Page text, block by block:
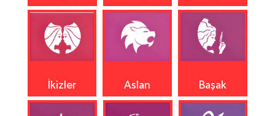
İkizler Aslan Başak